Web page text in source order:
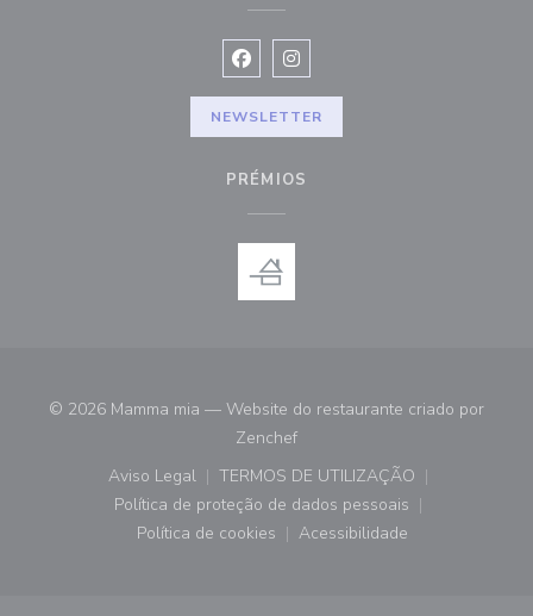
Facebook ((abre numa nova janela))
Instagram ((abre numa nova
NEWSLETTER
PRÉMIOS
© 2026 Mamma mia — Website do restaurante criado por
Zenchef((abre numa nova janela))
Aviso Legal
((abre numa nova janela))
TERMOS DE UTILIZAÇÃO
((abre numa nova janela))
Política de proteção de dados pessoais
((abre numa nova janela))
Política de cookies
((abre numa nova janela))
Acessibilidade
((abre numa nova